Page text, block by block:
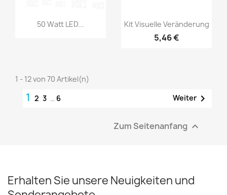
50 Watt LED... Kit Visuelle Veränderung
5,46 €
1 - 12 von 70 Artikel(n)
1 2 3 … 6 Weiter 
Zum Seitenanfang 
Erhalten Sie unsere Neuigkeiten und